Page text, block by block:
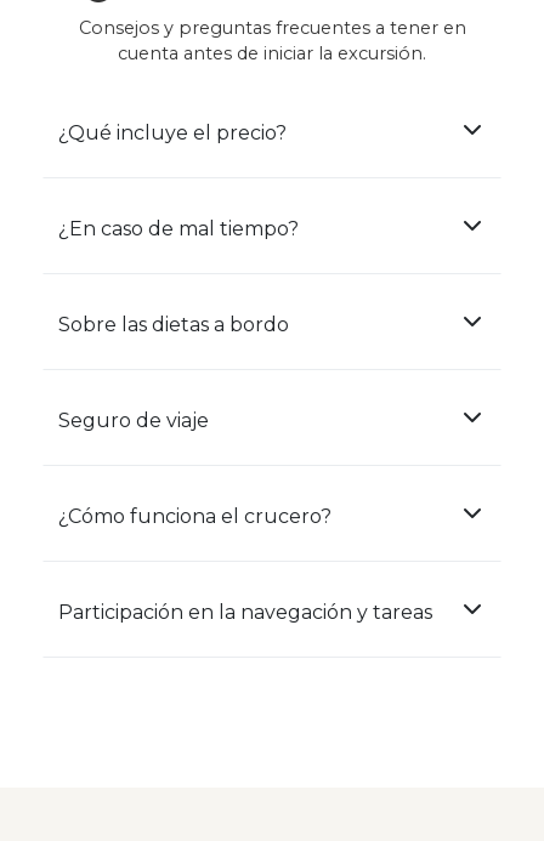
Consejos y preguntas frecuentes a tener en
cuenta antes de iniciar la excursión.
¿Qué incluye el precio?
¿En caso de mal tiempo?
Sobre las dietas a bordo
Seguro de viaje
¿Cómo funciona el crucero?
Participación en la navegación y tareas